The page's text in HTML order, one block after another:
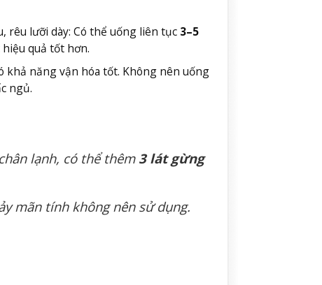
rêu lưỡi dày: Có thể uống liên tục 3–5
quả tốt hơn.
khả năng vận hóa tốt. Không nên uống
ngủ.
lạnh, có thể thêm 3 lát gừng
mãn tính không nên sử dụng.